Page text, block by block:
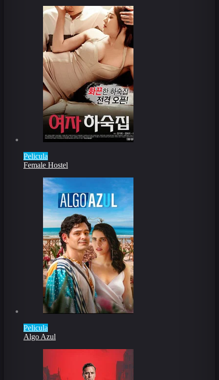
Pelicula
Female Hostel
Pelicula
Algo Azul